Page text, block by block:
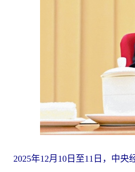
2025年12月10日至11日，中央